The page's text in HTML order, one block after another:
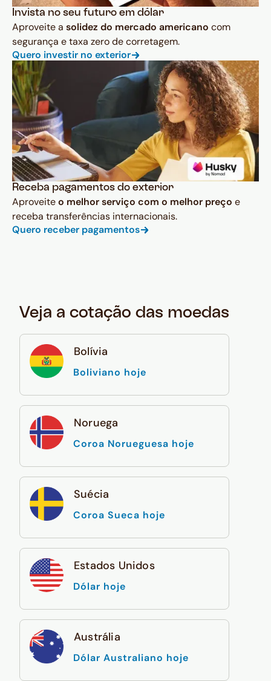
Invista no seu futuro em dólar
Aproveite a solidez do mercado americano com
segurança e taxa zero de corretagem.
Quero investir no exterior
Receba pagamentos do exterior
Aproveiteo melhor serviço com o melhor preço e
receba transferências internacionais.
Quero receber pagamentos
Veja a cotação das moedas
Bolívia
Boliviano hoje
Noruega
Coroa Norueguesa hoje
Suécia
Coroa Sueca hoje
Estados Unidos
Dólar hoje
Austrália
Dólar Australiano hoje